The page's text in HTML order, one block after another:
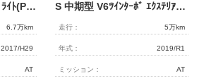
S V6ﾂｲﾝﾀｰﾎﾞ LEDﾍｯﾄﾞﾗｲﾄ(PDLS Plus) 14wayｼｰﾄ ﾍﾞｰｼﾞｭ革 ｼｰﾄﾋｰﾀｰ 3ｿﾞｰﾝAC PCMﾅﾋﾞ 全周ｶﾒﾗ&PAS ｸﾙｺﾝ&LDW BOSEｻｳﾝﾄﾞ 電動Rｹﾞｰﾄ PASM 純正19AW 禁煙 正規D車
6.7万km
2017/H29
AT
S 中期型 V6ﾂｲﾝﾀｰﾎﾞ ｴｸｽﾃﾘｱPKG LEDﾍｯﾄﾞﾗｲﾄ 黒革 ｼｰﾄﾋｰﾀｰ 3ｿﾞｰﾝAC 14wayｼｰﾄ ACC&LDW&LCA PCMﾅﾋﾞ ｻﾗｳﾝﾄﾞｶﾒﾗ&PAS ｺﾝﾌｫｰﾄA 純正21AW 禁煙 正規D車
走行： 5万km
年式： 2019/R1
ミッション： AT